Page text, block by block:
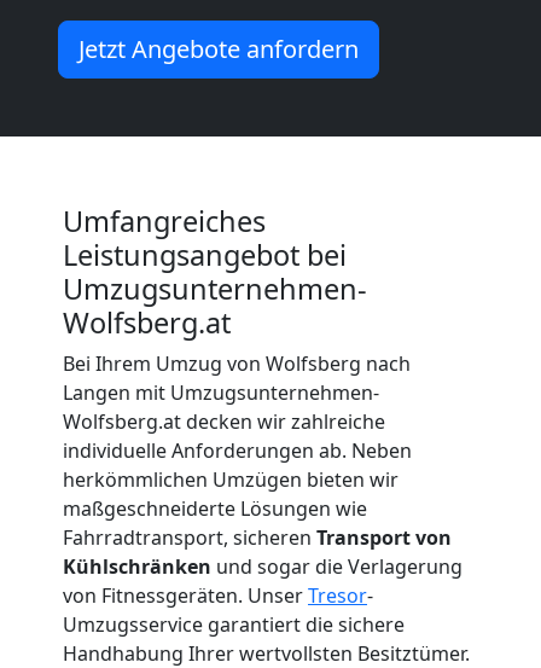
Jetzt Angebote anfordern
Umfangreiches
Leistungsangebot bei
Umzugsunternehmen-
Wolfsberg.at
Bei Ihrem Umzug von Wolfsberg nach
Langen mit Umzugsunternehmen-
Wolfsberg.at decken wir zahlreiche
individuelle Anforderungen ab. Neben
herkömmlichen Umzügen bieten wir
maßgeschneiderte Lösungen wie
Fahrradtransport, sicheren Transport von
Kühlschränken und sogar die Verlagerung
von Fitnessgeräten. UnserTresor-
Umzugsservice garantiert die sichere
Handhabung Ihrer wertvollsten Besitztümer.
Wolfsberg
Beiladung
Wolfsberg
Mini
Umzug
Wolfsberg
Umzug